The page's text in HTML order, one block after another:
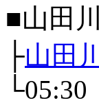
■山田川
├山田川
└05:30